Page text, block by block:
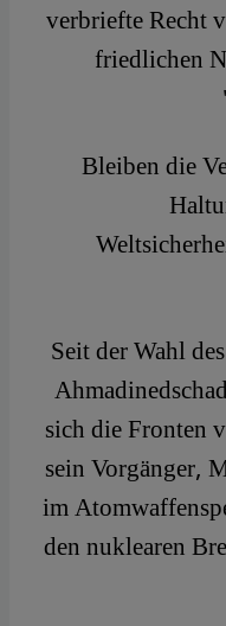
verbriefte Recht
friedlichen
Bleiben die
Seit der Wahl
sich die Fronten
sein Vorgänger,
im
den nuklearen